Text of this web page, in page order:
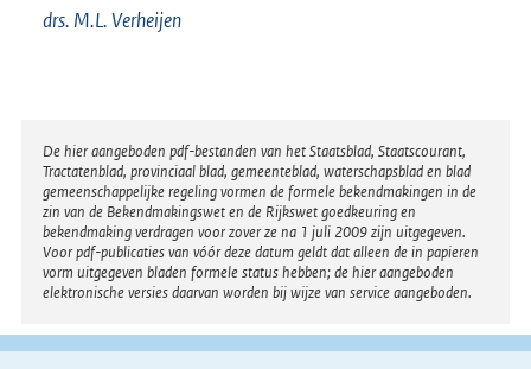
drs. M.L. Verheijen
Disclaimer
De hier aangeboden pdf-bestanden van het Staatsblad, Staatscourant,
Tractatenblad, provinciaal blad, gemeenteblad, waterschapsblad en blad
gemeenschappelijke regeling vormen de formele bekendmakingen in de
zin van de Bekendmakingswet en de Rijkswet goedkeuring en
bekendmaking verdragen voor zover ze na 1 juli 2009 zijn uitgegeven.
Voor pdf-publicaties van vóór deze datum geldt dat alleen de in papieren
vorm uitgegeven bladen formele status hebben; de hier aangeboden
elektronische versies daarvan worden bij wijze van service aangeboden.